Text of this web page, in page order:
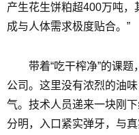
产生花生饼粕超400万吨，
成与人体需求极度贴合。”
带着“吃干榨净”的课
公司。这里没有浓烈的油
气。技术人员递来一块刚
分明，入口紧实弹牙，与真